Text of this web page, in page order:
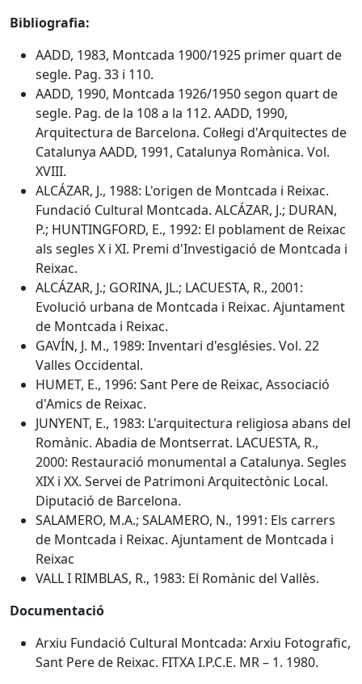
Bibliografia:
AADD, 1983, Montcada 1900/1925 primer quart de
segle. Pag. 33 i 110.
AADD, 1990, Montcada 1926/1950 segon quart de
segle. Pag. de la 108 a la 112. AADD, 1990,
Arquitectura de Barcelona. Col·legi d'Arquitectes de
Catalunya AADD, 1991, Catalunya Romànica. Vol.
XVIII.
ALCÁZAR, J., 1988: L'origen de Montcada i Reixac.
Fundació Cultural Montcada. ALCÁZAR, J.; DURAN,
P.; HUNTINGFORD, E., 1992: El poblament de Reixac
als segles X i XI. Premi d'Investigació de Montcada i
Reixac.
ALCÁZAR, J.; GORINA, JL.; LACUESTA, R., 2001:
Evolució urbana de Montcada i Reixac. Ajuntament
de Montcada i Reixac.
GAVÍN, J. M., 1989: Inventari d'esglésies. Vol. 22
Valles Occidental.
HUMET, E., 1996: Sant Pere de Reixac, Associació
d'Amics de Reixac.
JUNYENT, E., 1983: L'arquitectura religiosa abans del
Romànic. Abadia de Montserrat. LACUESTA, R.,
2000: Restauració monumental a Catalunya. Segles
XIX i XX. Servei de Patrimoni Arquitectònic Local.
Diputació de Barcelona.
SALAMERO, M.A.; SALAMERO, N., 1991: Els carrers
de Montcada i Reixac. Ajuntament de Montcada i
Reixac
VALL I RIMBLAS, R., 1983: El Romànic del Vallès.
Documentació
Arxiu Fundació Cultural Montcada: Arxiu Fotografic,
Sant Pere de Reixac. FITXA I.P.C.E. MR – 1. 1980.